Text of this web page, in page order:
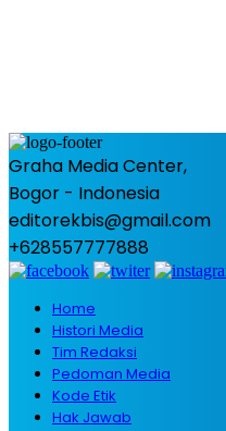
Graha Media Center,
Bogor - Indonesia
editorekbis@gmail.com
+628557777888
Home
Histori Media
Tim Redaksi
Pedoman Media
Kode Etik
Hak Jawab